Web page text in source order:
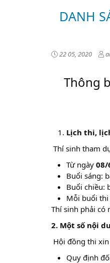
DANH
22 05, 2020
Thông
Lịch thi,
Thí sinh tham
Từ ngày 08/
Buổi sáng:
Buổi chiều:
Mỗi buổi
Thí sinh phải có
2. Một số nội
Hội đồng thi
Quy định